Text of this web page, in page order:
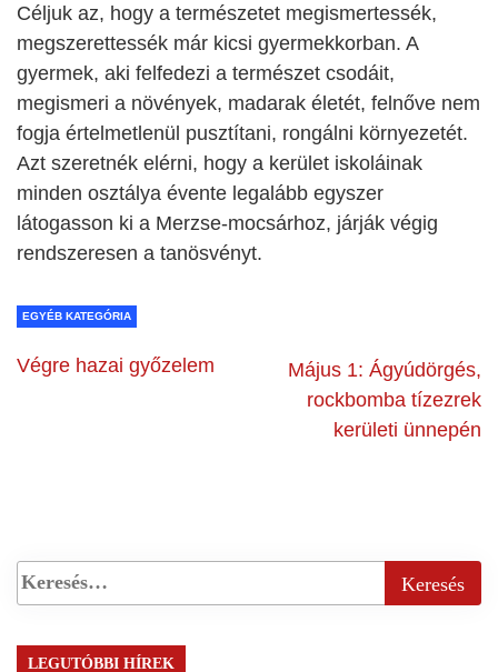
Céljuk az, hogy a természetet megismertessék,
megszerettessék már kicsi gyermekkorban. A
gyermek, aki felfedezi a természet csodáit,
megismeri a növények, madarak életét, felnőve nem
fogja értelmetlenül pusztítani, rongálni környezetét.
Azt szeretnék elérni, hogy a kerület iskoláinak
minden osztálya évente legalább egyszer
látogasson ki a Merzse-mocsárhoz, járják végig
rendszeresen a tanösvényt.
EGYÉB KATEGÓRIA
Végre hazai győzelem
Május 1: Ágyúdörgés,
rockbomba tízezrek
kerületi ünnepén
LEGUTÓBBI HÍREK